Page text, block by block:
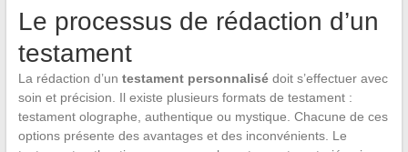
Le processus de rédaction d’un
testament
La rédaction d’un testament personnalisédoit s’effectuer avec
soin et précision. Il existe plusieurs formats de testament :
testament olographe, authentique ou mystique. Chacune de ces
options présente des avantages et des inconvénients. Le